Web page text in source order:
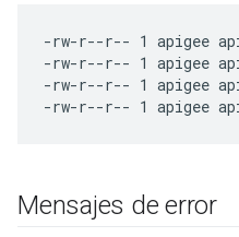
-rw-r--r-- 1 apigee
-rw-r--r-- 1 apigee
-rw-r--r-- 1 apigee
-rw-r--r-- 1 apigee
Mensajes de error